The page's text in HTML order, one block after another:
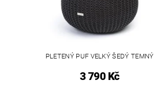
PLETENÝ PUF VELKÝ ŠEDÝ TEMNÝ
3 790 Kč